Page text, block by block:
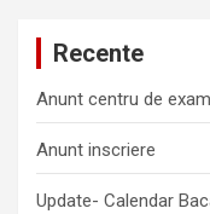
Recente
Anunt centru de
Anunt inscriere
Update- Calendar